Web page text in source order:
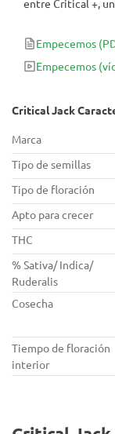
entre Critical +,
rendimiento y
presentación.
todo el mundo
efecto
Empecemos
Empecemos
Critical Jack
Marca
Tipo de semillas
Tipo de floración
Apto para crecer
THC
% Sativa/ Indica/
Ruderalis
Cosecha
Tiempo de floración
interior